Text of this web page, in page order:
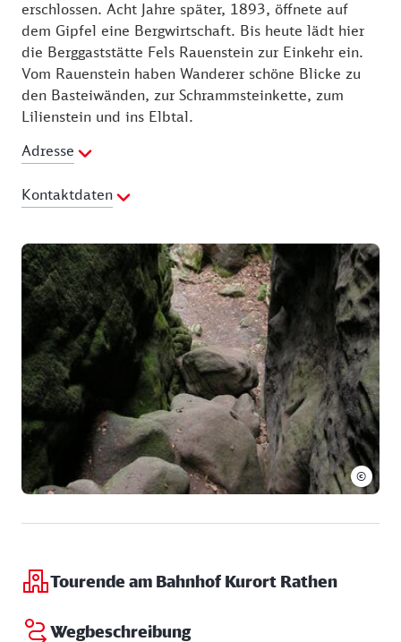
erschlossen. Acht Jahre später, 1893, öffnete auf
dem Gipfel eine Bergwirtschaft. Bis heute lädt hier
die Berggaststätte Fels Rauenstein zur Einkehr ein.
Vom Rauenstein haben Wanderer schöne Blicke zu
den Basteiwänden, zur Schrammsteinkette, zum
Lilienstein und ins Elbtal.
Adresse
Kontaktdaten
Webseite:http://www.fels-rauenstein.de
©
Tourende am Bahnhof Kurort Rathen
Wegbeschreibung